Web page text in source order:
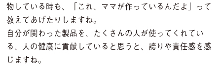
物している時も、「これ、ママが作っているんだよ」って
教えてあげたりしますね。
自分が関わった製品を、たくさんの人が使ってくれてい
る、人の健康に貢献していると思うと、誇りや責任感を感
じますね。